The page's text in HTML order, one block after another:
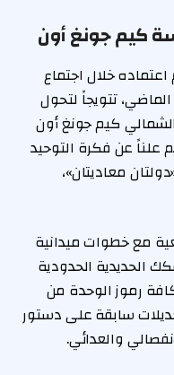
كيم جونغ أون
اعتماده خلال اجتماع
تتويجاً لتحول
كيم جونغ أون
تخلى كيم علناً عن فكرة التوحيد
معاديتان»،
مع خطوات ميدانية
الحديدية الحدودية
كافة رموز الوحدة من
سابقة على دستور
والعدائي.